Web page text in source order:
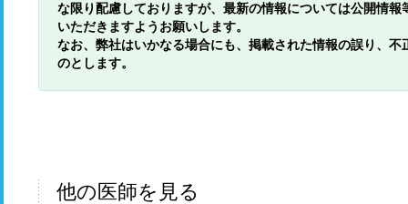
な限り配慮しておりますが、最新の情報については公開情
いただきますようお願いします。
なお、弊社はいかなる場合にも、掲載された情報の誤り、
のとします。
他の医師を見る